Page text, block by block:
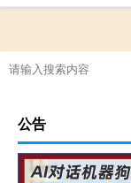
公告